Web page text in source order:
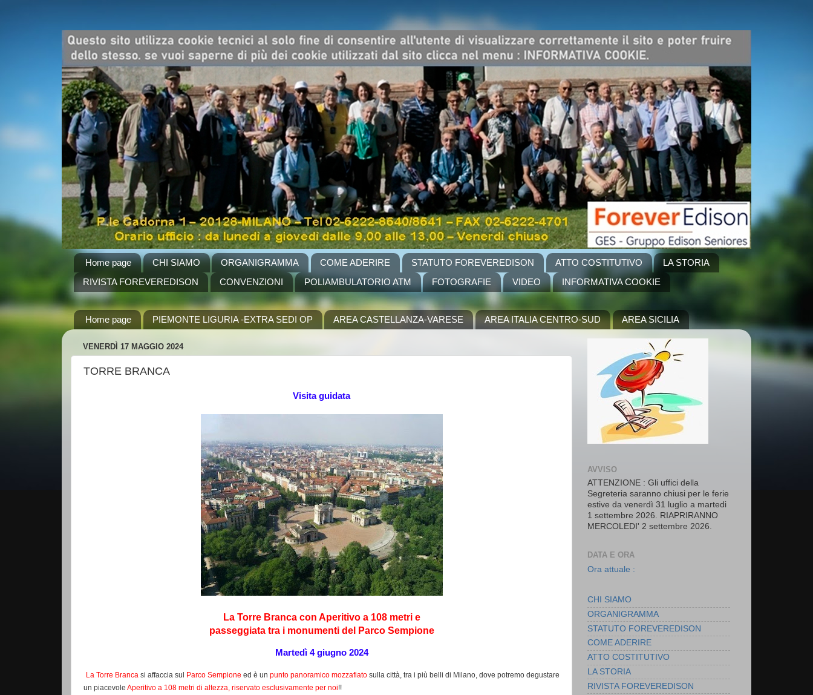
Home page CHI SIAMO ORGANIGRAMMA COME ADERIRE STATUTO FOREVEREDISON ATTO COSTITUTIVO
LA STORIA
RIVISTA FOREVEREDISON
CONVENZIONI POLIAMBULATORIO ATM FOTOGRAFIE VIDEO INFORMATIVA COOKIE
Home page PIEMONTE LIGURIA -EXTRA SEDI OP AREA CASTELLANZA-VARESE AREA ITALIA CENTRO-SUD AREA SICILIA
VENERDÌ 17 MAGGIO 2024
TORRE BRANCA
Visita guidata
La Torre Branca con Aperitivo a 108 metri e
passeggiata tra i monumenti del Parco Sempione
Martedì 4 giugno 2024
La Torre Branca si affaccia sul Parco Sempione ed è un punto panoramico mozzafiato sulla città, tra i più belli di Milano, dove potremo degustare
un piacevole Aperitivo a 108 metri di altezza, riservato esclusivamente per noi!!
AVVISO
ATTENZIONE : Gli uffici della
Segreteria saranno chiusi per le ferie
estive da venerdì 31 luglio a martedi
1 settembre 2026. RIAPRIRANNO
MERCOLEDI' 2 settembre 2026.
DATA E ORA
Ora attuale :
CHI SIAMO
ORGANIGRAMMA
STATUTO FOREVEREDISON
COME ADERIRE
ATTO COSTITUTIVO
LA STORIA
RIVISTA FOREVEREDISON